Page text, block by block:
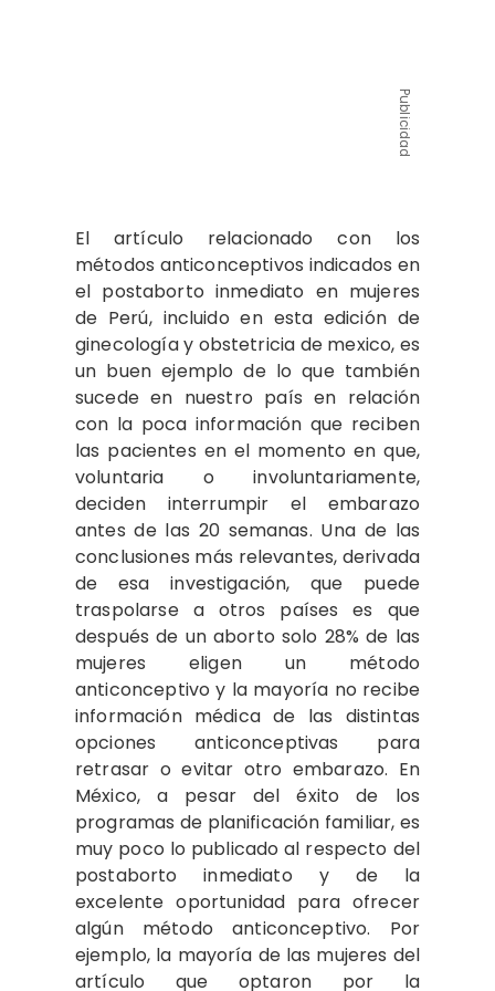
Publicidad
El artículo relacionado con los
métodos anticonceptivos indicados en
el postaborto inmediato en mujeres
de Perú, incluido en esta edición de
ginecología y obstetricia de mexico, es
un buen ejemplo de lo que también
sucede en nuestro país en relación
con la poca información que reciben
las pacientes en el momento en que,
voluntaria o involuntariamente,
deciden interrumpir el embarazo
antes de las 20 semanas. Una de las
conclusiones más relevantes, derivada
de esa investigación, que puede
traspolarse a otros países es que
después de un aborto solo 28% de las
mujeres eligen un método
anticonceptivo y la mayoría no recibe
información médica de las distintas
opciones anticonceptivas para
retrasar o evitar otro embarazo. En
México, a pesar del éxito de los
programas de planificación familiar, es
muy poco lo publicado al respecto del
postaborto inmediato y de la
excelente oportunidad para ofrecer
algún método anticonceptivo. Por
ejemplo, la mayoría de las mujeres del
artículo que optaron por la